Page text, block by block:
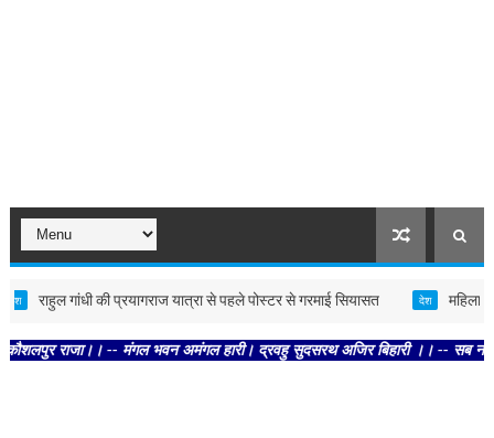
गांधी की प्रयागराज यात्रा से पहले पोस्टर से गरमाई सियासत देश महिला
राजा।। -- मंगल भवन अमंगल हारी। द्रवहु सुदसरथ अजिर बिहारी ।। -- सब नर करहिं